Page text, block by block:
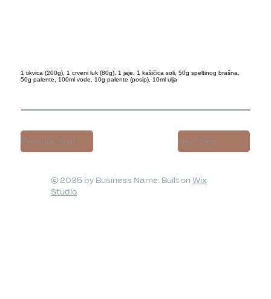
1 tikvica (200g), 1 crveni luk (80g), 1 jaje, 1 kašičica soli, 50g speltinog brašna,
50g palente, 100ml vode, 10g palente (posip), 10ml ulja
Previous Item Next Item
© 2035 by Business Name. Built on Wix
Studio